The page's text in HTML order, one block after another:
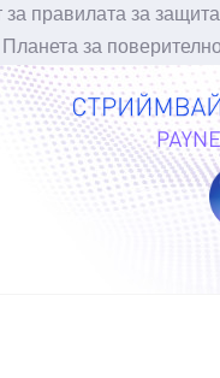
правилата за
за